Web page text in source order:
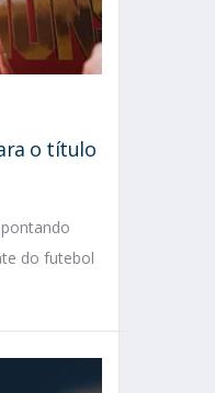
o título
do futebol